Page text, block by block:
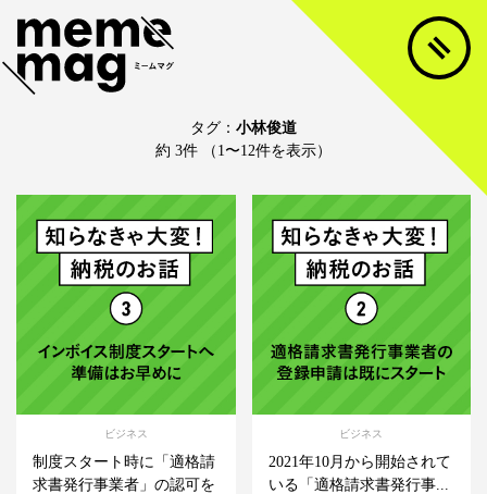
タグ： 小林俊道
約 3件 （1〜12件を表示）
ビジネス
制度スタート時に「適格請
求書発行事業者」の認可を
ビジネス
2021年10月から開始されて
いる「適格請求書発行事...